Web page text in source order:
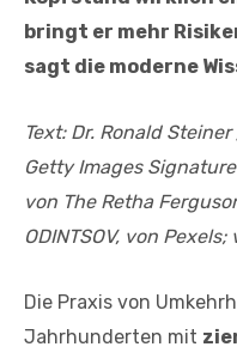
bringt er mehr
sagt die moderne
Text: Dr. Ronald
Getty Images
von The Retha
ODINTSOV, von Pexels;
Die Praxis von
Jahrhunderten mit